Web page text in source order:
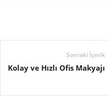
Sonraki İçerik
Kolay ve Hızlı Ofis Makyajı